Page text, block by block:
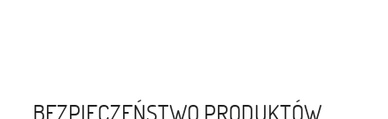
BEZPIECZEŃSTWO PRODUKTÓW